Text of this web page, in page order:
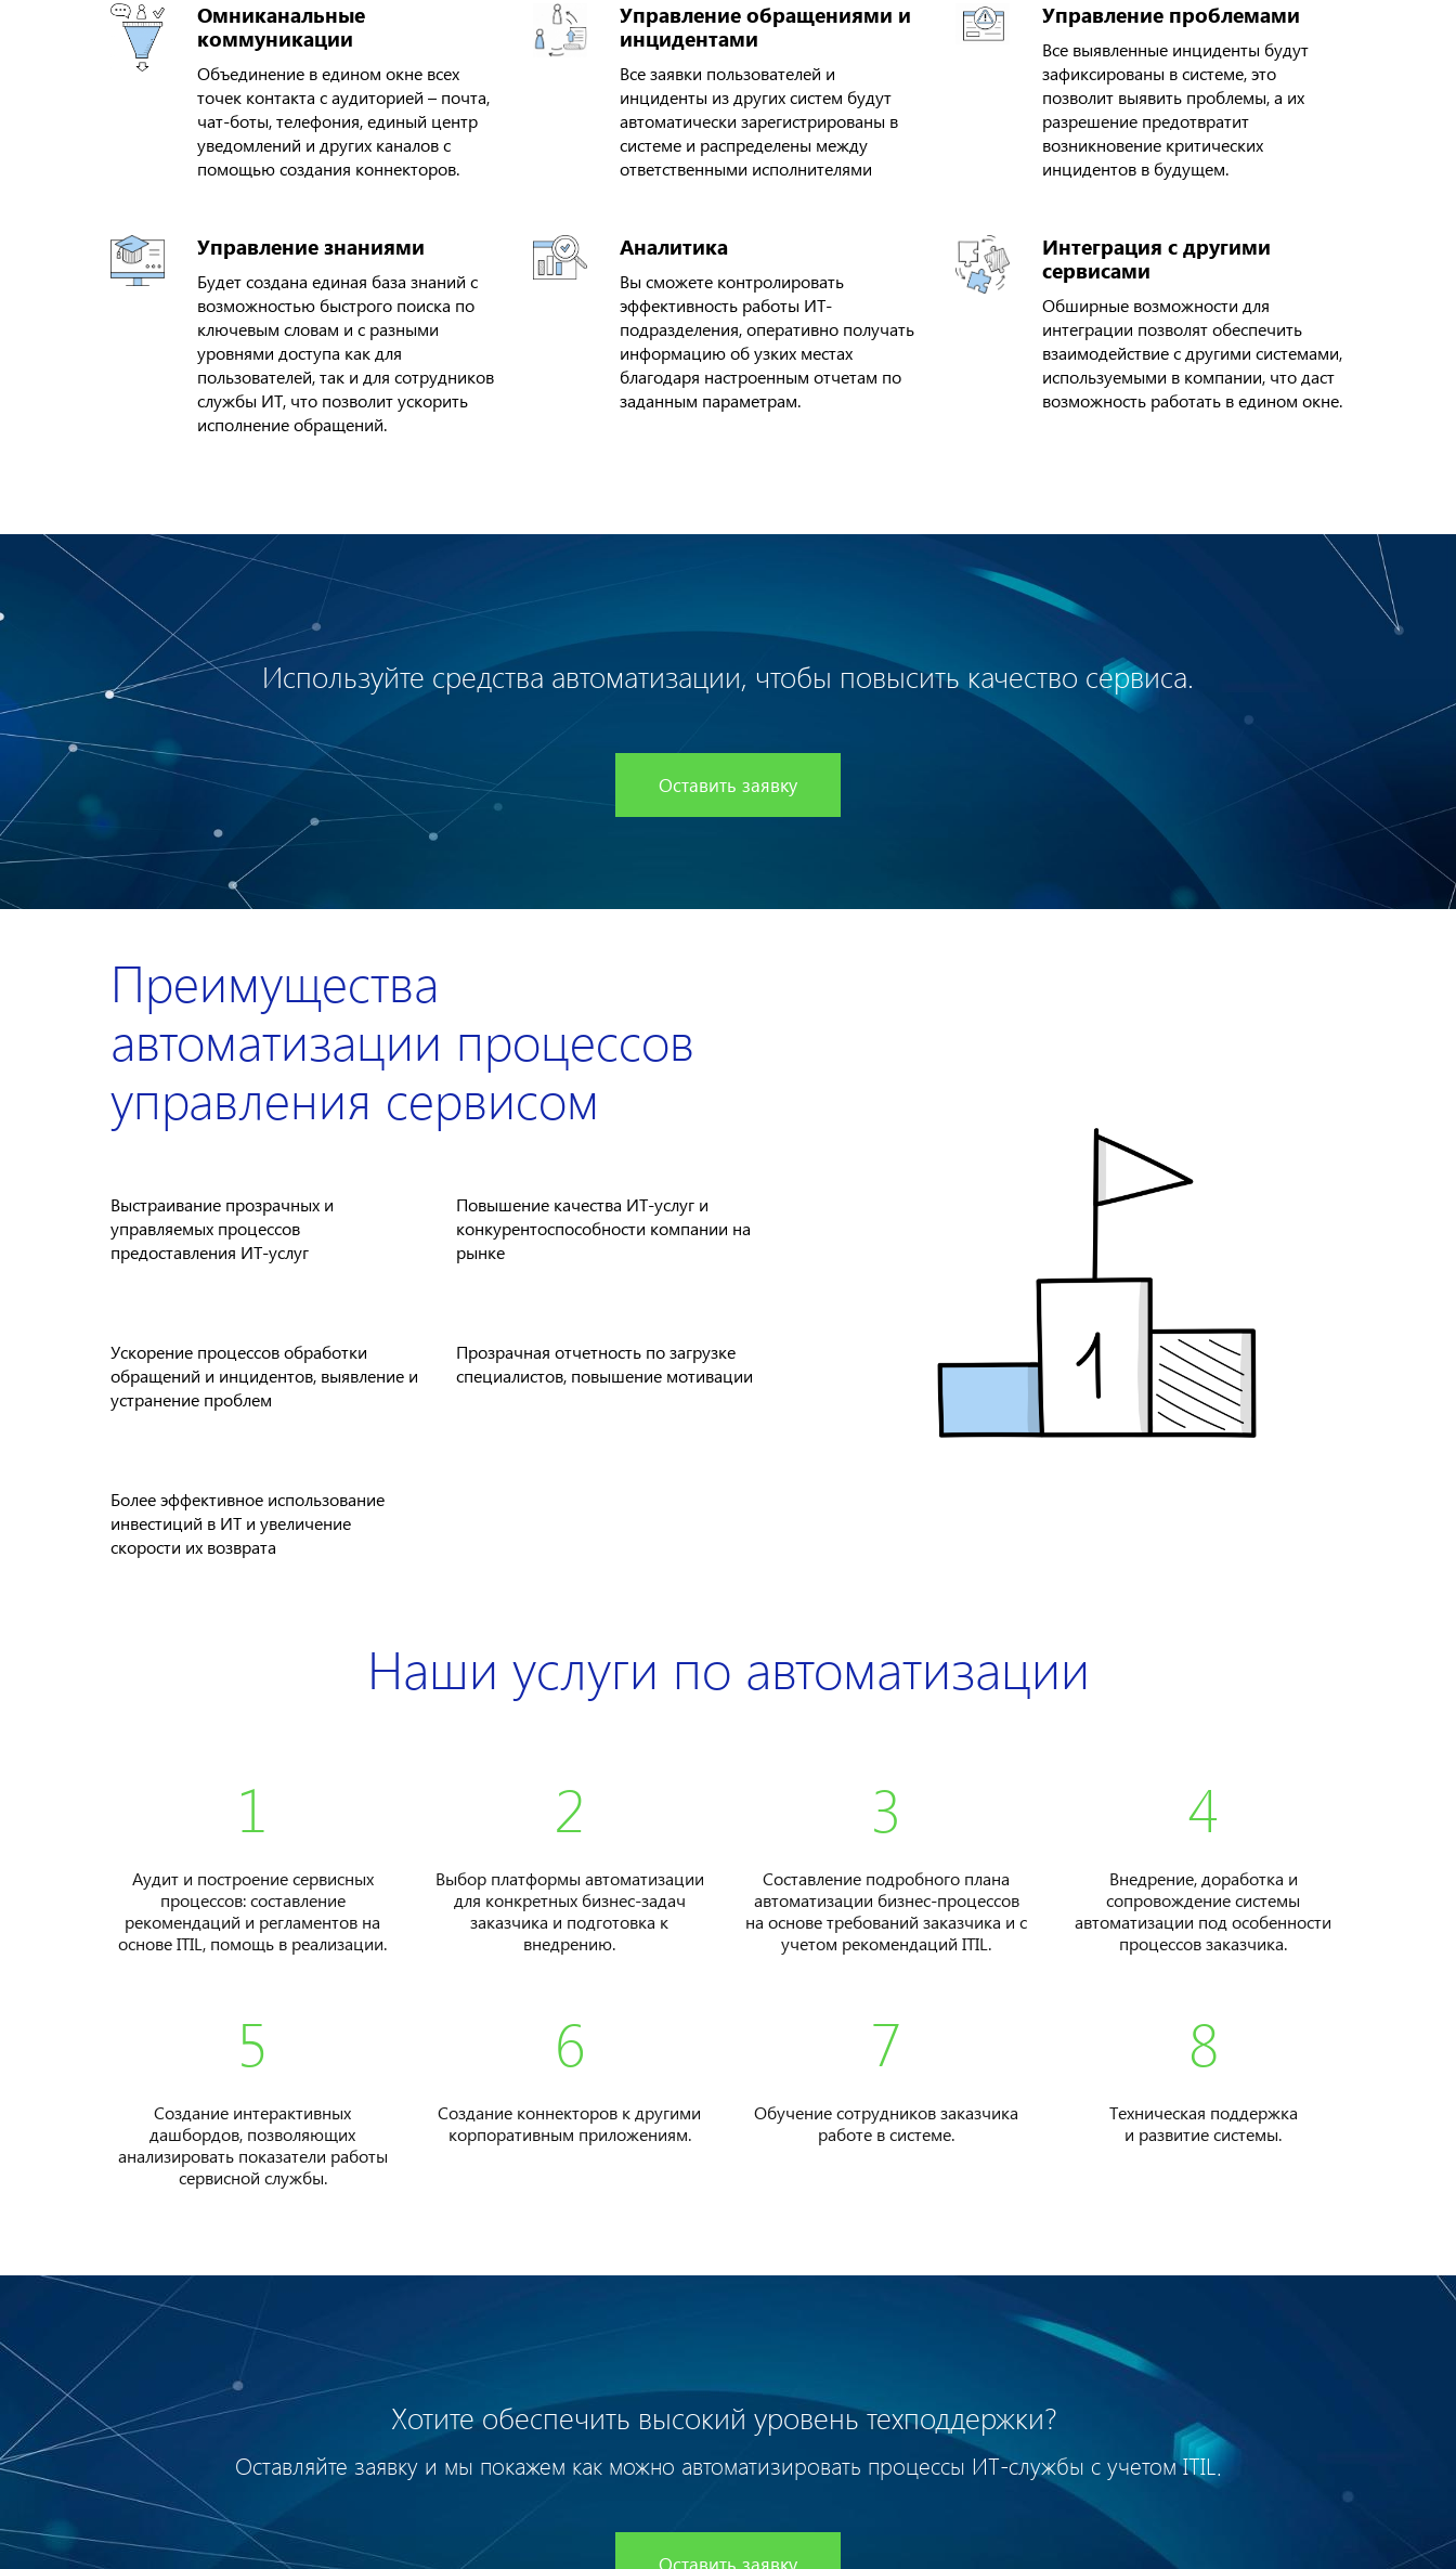
Омниканальные
коммуникации
Объединение в едином окне всех
точек контакта с аудиторией – почта,
чат-боты, телефония, единый центр
уведомлений и других каналов с
помощью создания коннекторов.
Управление обращениями и
инцидентами
Все заявки пользователей и
инциденты из других систем будут
автоматически зарегистрированы в
системе и распределены между
ответственными исполнителями
Управление проблемами
Все выявленные инциденты будут
зафиксированы в системе, это
позволит выявить проблемы, а их
разрешение предотвратит
возникновение критических
инцидентов в будущем.
Управление знаниями
Будет создана единая база знаний с
возможностью быстрого поиска по
ключевым словам и с разными
уровнями доступа как для
пользователей, так и для сотрудников
службы ИТ, что позволит ускорить
исполнение обращений.
Аналитика
Вы сможете контролировать
эффективность работы ИТ-
подразделения, оперативно получать
информацию об узких местах
благодаря настроенным отчетам по
заданным параметрам.
Интеграция с другими
сервисами
Обширные возможности для
интеграции позволят обеспечить
взаимодействие с другими системами,
используемыми в компании, что даст
возможность работать в едином окне.
Используйте средства автоматизации, чтобы повысить качество сервиса.
Оставить заявку
Преимущества
автоматизации процессов
управления сервисом
Выстраивание прозрачных и
управляемых процессов
предоставления ИТ-услуг
Повышение качества ИТ-услуг и
конкурентоспособности компании на
рынке
Ускорение процессов обработки
обращений и инцидентов, выявление и
устранение проблем
Прозрачная отчетность по загрузке
специалистов, повышение мотивации
Более эффективное использование
инвестиций в ИТ и увеличение
скорости их возврата
Наши услуги по автоматизации
1
Аудит и построение сервисных
процессов: составление
рекомендаций и регламентов на
основе ITIL, помощь в реализации.
2
Выбор платформы автоматизации
для конкретных бизнес-задач
заказчика и подготовка к
внедрению.
3
Составление подробного плана
автоматизации бизнес-процессов
на основе требований заказчика и с
учетом рекомендаций ITIL.
4
Внедрение, доработка и
сопровождение системы
автоматизации под особенности
процессов заказчика.
5
Создание интерактивных
дашбордов, позволяющих
анализировать показатели работы
сервисной службы.
6
Создание коннекторов к другими
корпоративным приложениям.
7
Обучение сотрудников заказчика
работе в системе.
8
Техническая поддержка
и развитие системы.
Хотите обеспечить высокий уровень техподдержки?
Оставляйте заявку и мы покажем как можно автоматизировать процессы ИТ-службы с учетом ITIL.